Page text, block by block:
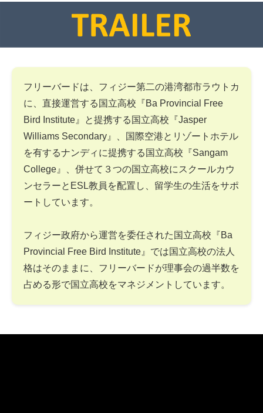
フリーバードは、フィジー第二の港湾都市ラウトカ
に、直接運営する国立高校『Ba Provincial Free
Bird Institute』と提携する国立高校『Jasper
Williams Secondary』、国際空港とリゾートホテル
を有するナンディに提携する国立高校『Sangam
College』、併せて３つの国立高校にスクールカウ
ンセラーとESL教員を配置し、留学生の生活をサポ
ートしています。
フィジー政府から運営を委任された国立高校『Ba
Provincial Free Bird Institute』では国立高校の法人
格はそのままに、フリーバードが理事会の過半数を
占める形で国立高校をマネジメントしています。